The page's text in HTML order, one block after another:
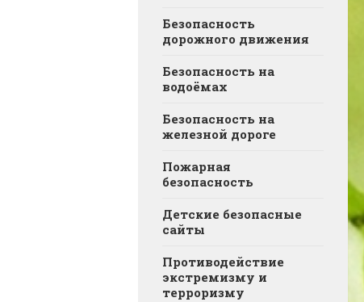
Безопасность
дорожного движения
Безопасность на
водоёмах
Безопасность на
железной дороге
Пожарная
безопасность
Детские безопасные
сайты
Противодействие
экстремизму и
терроризму